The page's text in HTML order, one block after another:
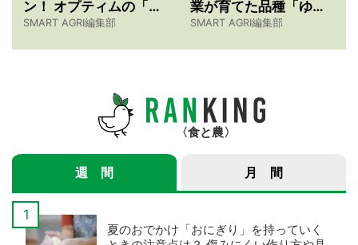
ン！ オプティムの「ド
ローン農薬散布の仕事
SMART AGRI編集部
業が育てた品種「ゆめ
みづほ」物語 【令和7
SMART AGRI編集部
食と農
週 間 月 間
夏のおでかけ「おにぎり」を持っていく